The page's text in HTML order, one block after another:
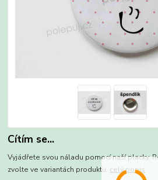
Cítím se...
Vyjádřete svou náladu pomocí naší placky.
zvolte ve variantách produktu. celý popis